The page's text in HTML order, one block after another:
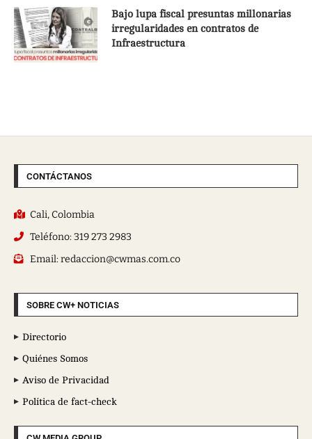
Bajo lupa fiscal presuntas millonarias
irregularidades en contratos de
Infraestructura
CONTÁCTANOS
Cali, Colombia
Teléfono: 319 273 2983
Email: redaccion@cwmas.com.co
SOBRE CW+ NOTICIAS
Directorio
Quiénes Somos
Aviso de Privacidad
Política de fact-check